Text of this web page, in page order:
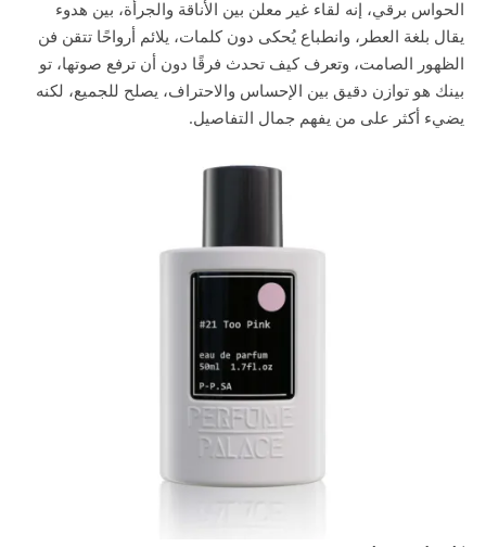
الحواس برقي، إنه لقاء غير معلن بين الأناقة والجرأة، بين هدوء
يقال بلغة العطر، وانطباع يُحكى دون كلمات، يلائم أرواحًا تتقن فن
الظهور الصامت، وتعرف كيف تحدث فرقًا دون أن ترفع صوتها، تو
بينك هو توازن دقيق بين الإحساس والاحتراف، يصلح للجميع، لكنه
يضيء أكثر على من يفهم جمال التفاصيل.